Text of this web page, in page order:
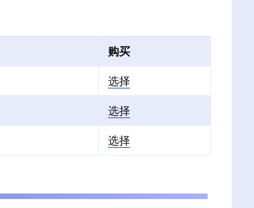
购买
选择
选择
选择